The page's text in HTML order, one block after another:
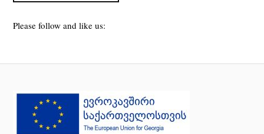
Please follow and like us: